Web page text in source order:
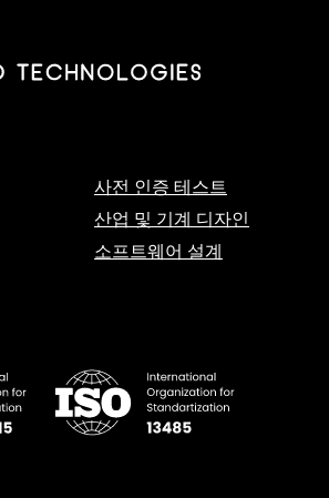
사전 인증 테스트
산업 및 기계 디자인
소프트웨어 설계